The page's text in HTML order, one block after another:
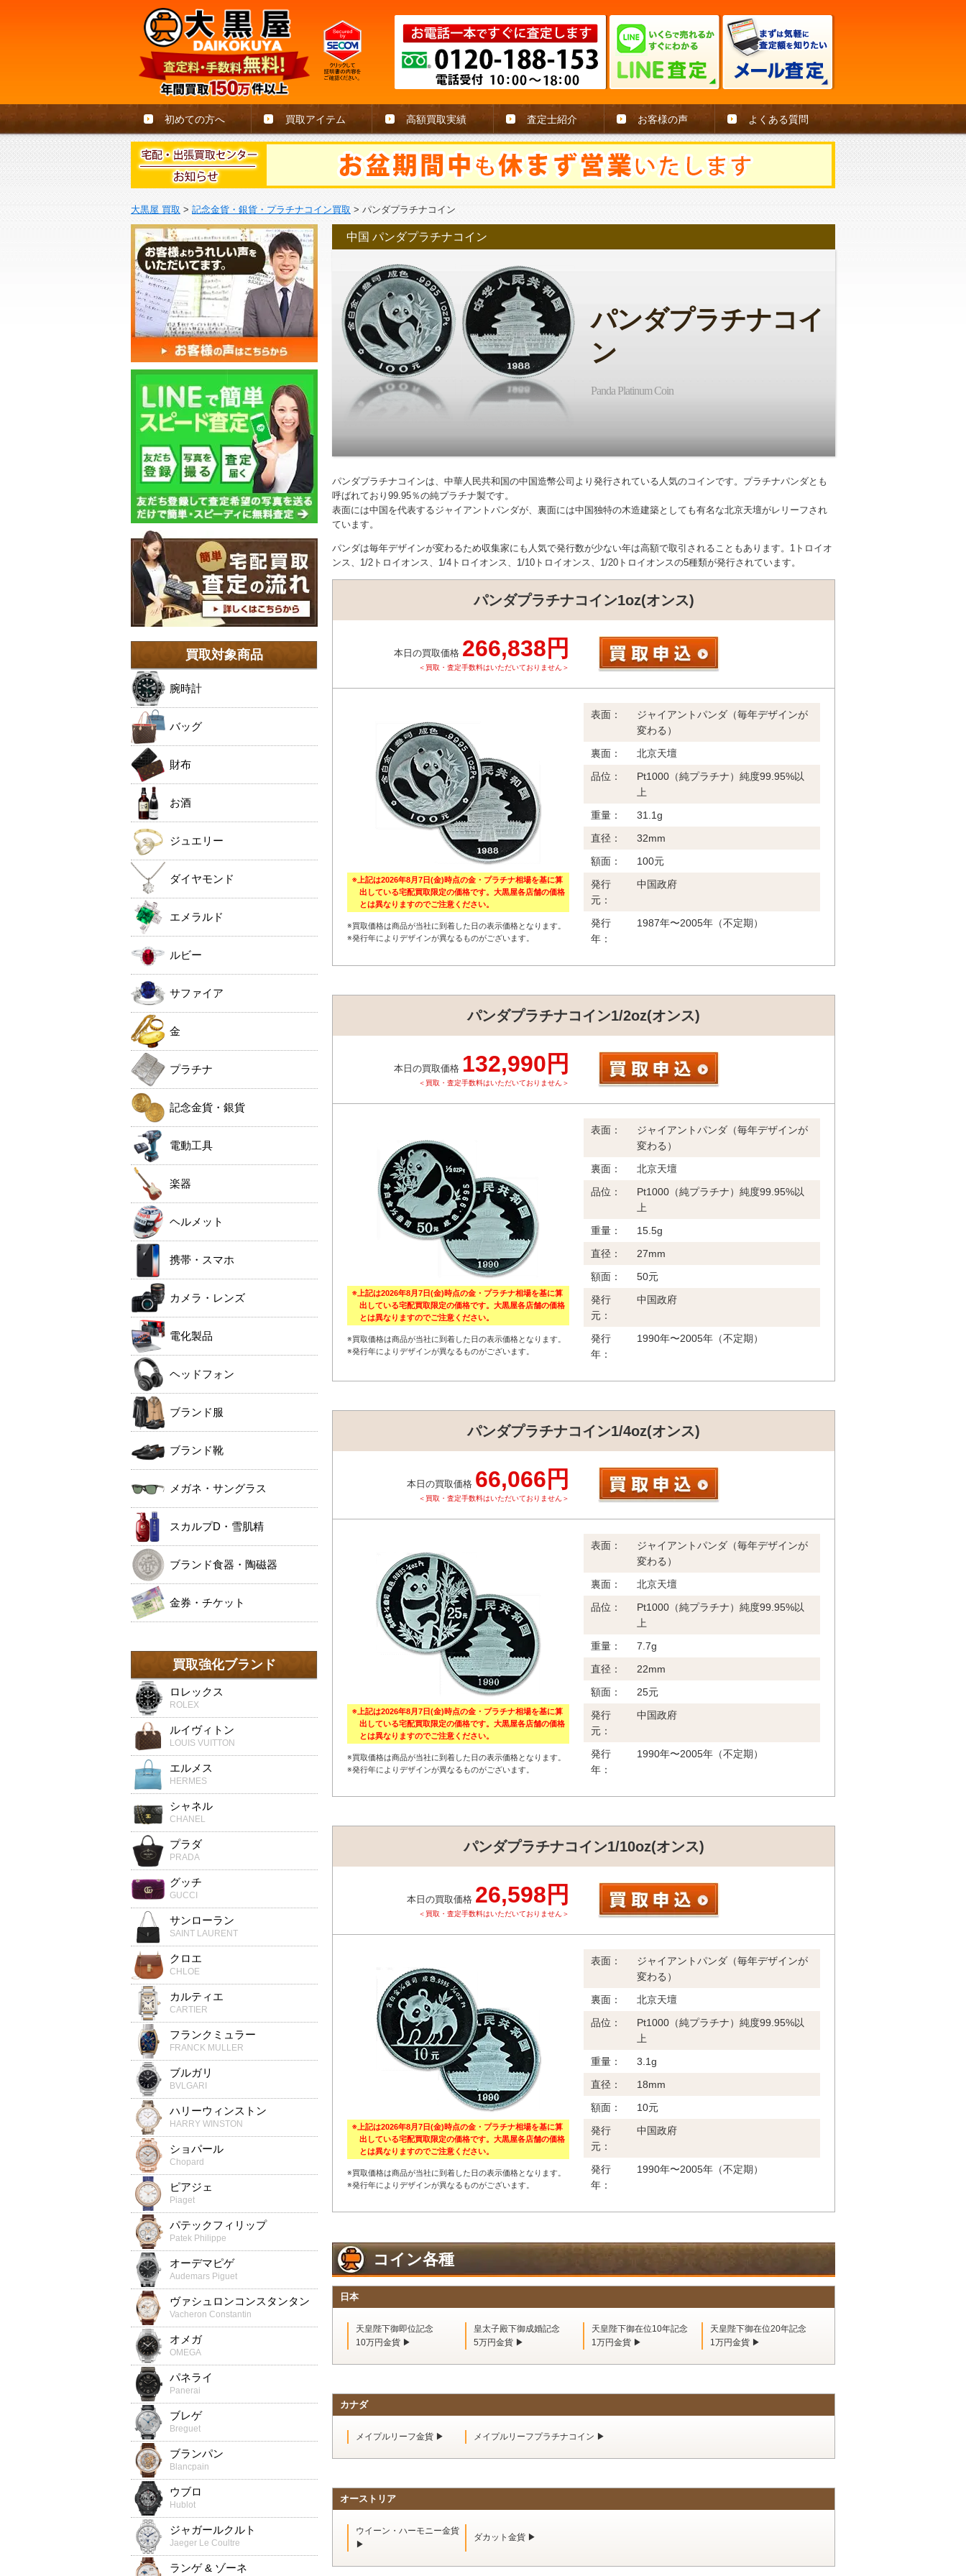
初めての方へ 買取アイテム 高額買取実績 査定士紹介 お客様の声 よくある質問
大黒屋 買取 > 記念金貨・銀貨・プラチナコイン買取 > パンダプラチナコイン
中国 パンダプラチナコイン
パンダプラチナコイ
ン
Panda Platinum Coin
パンダプラチナコインは、中華人民共和国の中国造幣公司より発行されている人気のコインです。プラチナパンダとも
呼ばれており99.95％の純プラチナ製です。
表面には中国を代表するジャイアントパンダが、裏面には中国独特の木造建築としても有名な北京天壇がレリーフされ
ています。
パンダは毎年デザインが変わるため収集家にも人気で発行数が少ない年は高額で取引されることもあります。1トロイオ
ンス、1/2トロイオンス、1/4トロイオンス、1/10トロイオンス、1/20トロイオンスの5種類が発行されています。
パンダプラチナコイン1oz(オンス)
本日の買取価格 266,838円
＜買取・査定手数料はいただいておりません＞
※上記は2026年8月7日(金)時点の金・プラチナ相場を基に算
出している宅配買取限定の価格です。大黒屋各店舗の価格
とは異なりますのでご注意ください。
※買取価格は商品が当社に到着した日の表示価格となります。
※発行年によりデザインが異なるものがございます。
表面：
ジャイアントパンダ（毎年デザインが
変わる）
裏面：
北京天壇
品位：
Pt1000（純プラチナ）純度99.95%以
上
重量：
31.1g
直径：
32mm
額面：
100元
発行
元：
中国政府
発行
年：
1987年〜2005年（不定期）
パンダプラチナコイン1/2oz(オンス)
本日の買取価格 132,990円
＜買取・査定手数料はいただいておりません＞
※上記は2026年8月7日(金)時点の金・プラチナ相場を基に算
出している宅配買取限定の価格です。大黒屋各店舗の価格
とは異なりますのでご注意ください。
※買取価格は商品が当社に到着した日の表示価格となります。
※発行年によりデザインが異なるものがございます。
表面：
ジャイアントパンダ（毎年デザインが
変わる）
裏面：
北京天壇
品位：
Pt1000（純プラチナ）純度99.95%以
上
重量：
15.5g
直径：
27mm
額面：
50元
発行
元：
中国政府
発行
年：
1990年〜2005年（不定期）
パンダプラチナコイン1/4oz(オンス)
本日の買取価格 66,066円
＜買取・査定手数料はいただいておりません＞
※上記は2026年8月7日(金)時点の金・プラチナ相場を基に算
出している宅配買取限定の価格です。大黒屋各店舗の価格
とは異なりますのでご注意ください。
※買取価格は商品が当社に到着した日の表示価格となります。
※発行年によりデザインが異なるものがございます。
表面：
ジャイアントパンダ（毎年デザインが
変わる）
裏面：
北京天壇
品位：
Pt1000（純プラチナ）純度99.95%以
上
重量：
7.7g
直径：
22mm
額面：
25元
発行
元：
中国政府
発行
年：
1990年〜2005年（不定期）
パンダプラチナコイン1/10oz(オンス)
本日の買取価格 26,598円
＜買取・査定手数料はいただいておりません＞
※上記は2026年8月7日(金)時点の金・プラチナ相場を基に算
出している宅配買取限定の価格です。大黒屋各店舗の価格
とは異なりますのでご注意ください。
※買取価格は商品が当社に到着した日の表示価格となります。
※発行年によりデザインが異なるものがございます。
表面：
ジャイアントパンダ（毎年デザインが
変わる）
裏面：
北京天壇
品位：
Pt1000（純プラチナ）純度99.95%以
上
重量：
3.1g
直径：
18mm
額面：
10元
発行
元：
中国政府
発行
年：
1990年〜2005年（不定期）
コイン各種
日本
天皇陛下御即位記念
10万円金貨 ▶
皇太子殿下御成婚記念
5万円金貨 ▶
天皇陛下御在位10年記念
1万円金貨 ▶
天皇陛下御在位20年記念
1万円金貨 ▶
カナダ
メイプルリーフ金貨 ▶ メイプルリーフプラチナコイン ▶
オーストリア
ウイーン・ハーモニー金貨
▶
ダカット金貨 ▶
買取対象商品
腕時計
バッグ
財布
お酒
ジュエリー
ダイヤモンド
エメラルド
ルビー
サファイア
金
プラチナ
記念金貨・銀貨
電動工具
楽器
ヘルメット
携帯・スマホ
カメラ・レンズ
電化製品
ヘッドフォン
ブランド服
ブランド靴
メガネ・サングラス
スカルプD・雪肌精
ブランド食器・陶磁器
金券・チケット
買取強化ブランド
ロレックス
ROLEX
ルイヴィトン
LOUIS VUITTON
エルメス
HERMES
シャネル
CHANEL
プラダ
PRADA
グッチ
GUCCI
サンローラン
SAINT LAURENT
クロエ
CHLOE
カルティエ
CARTIER
フランクミュラー
FRANCK MULLER
ブルガリ
BVLGARI
ハリーウィンストン
HARRY WINSTON
ショパール
Chopard
ピアジェ
Piaget
パテックフィリップ
Patek Philippe
オーデマピゲ
Audemars Piguet
ヴァシュロンコンスタンタン
Vacheron Constantin
オメガ
OMEGA
パネライ
Panerai
ブレゲ
Breguet
ブランパン
Blancpain
ウブロ
Hublot
ジャガールクルト
Jaeger Le Coultre
ランゲ & ゾーネ